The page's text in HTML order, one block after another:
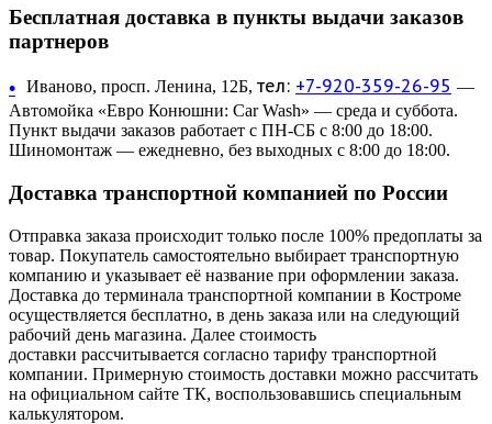
Бесплатная доставка в пункты выдачи заказов
партнеров
• Иваново, просп. Ленина, 12Б, тел: +7-920-359-26-95 —
Автомойка «Евро Конюшни: Car Wash» — среда и суббота.
Пункт выдачи заказов работает с ПН-СБ с 8:00 до 18:00.
Шиномонтаж — ежедневно, без выходных с 8:00 до 18:00.
Доставка транспортной компанией по России
Отправка заказа происходит только после 100% предоплаты за
товар. Покупатель самостоятельно выбирает транспортную
компанию и указывает её название при оформлении заказа.
Доставка до терминала транспортной компании в Костроме
осуществляется бесплатно, в день заказа или на следующий
рабочий день магазина. Далее стоимость
доставки рассчитывается согласно тарифу транспортной
компании. Примерную стоимость доставки можно рассчитать
на официальном сайте ТК, воспользовавшись специальным
калькулятором.